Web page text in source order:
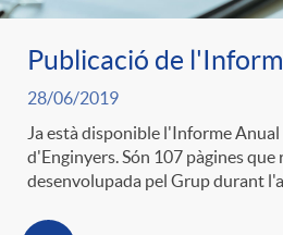
Publicació de
28/06/2019
Ja està disponible l'Informe Anual
d'Enginyers. Són 107 pàgines
desenvolupada pel Grup durant